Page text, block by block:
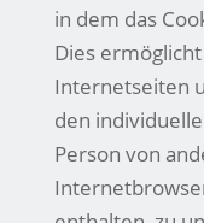
in dem das
Dies
Internetseiten
den
Person von